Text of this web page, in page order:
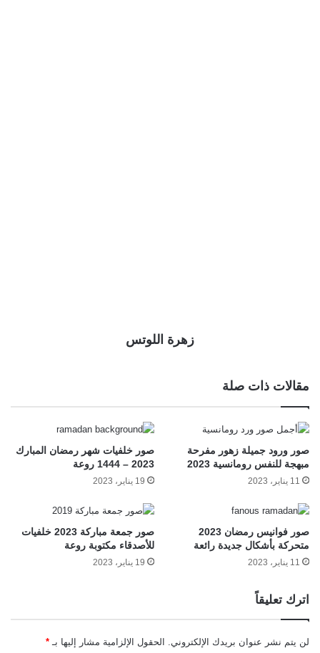
زهرة اللوتس
مقالات ذات صلة
صور ورود جميلة زهور مفرحة
مبهجة للنفس رومانسية 2023
11 يناير، 2023
صور خلفيات شهر رمضان المبارك
2023 – 1444 روعة
19 يناير، 2023
صور فوانيس رمضان 2023
متحركة بأشكال جديدة رائعة
11 يناير، 2023
صور جمعة مباركة 2023 خلفيات
للأصدقاء مكتوبة روعة
19 يناير، 2023
اترك تعليقاً
لن يتم نشر عنوان بريدك الإلكتروني. الحقول الإلزامية مشار إليها بـ *